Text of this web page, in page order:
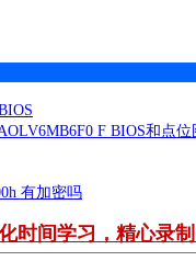
F BIOS和点位
有加密吗
时间学习，精心录